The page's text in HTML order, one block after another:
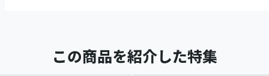
この商品を紹介した特集